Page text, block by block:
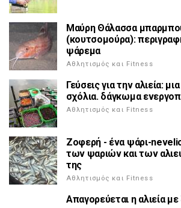
Μαύρη Θάλασσα
(κουτσομούρα):
ψάρεμα
Αθλητισμός και Fitness
Γεύσεις για την αλιεία:
σχόλια. δάγκωμα
Αθλητισμός και Fitness
Ζοφερή - ένα ψάρι-
των ψαριών και των
της
Αθλητισμός και Fitness
Απαγορεύεται η αλιεία